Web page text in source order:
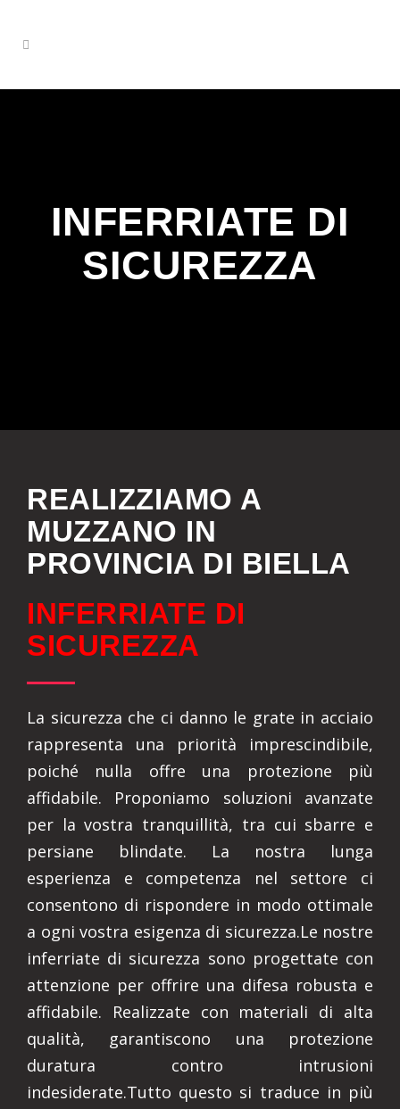
INFERRIATE DI
SICUREZZA
REALIZZIAMO A
MUZZANO IN
PROVINCIA DI BIELLA
INFERRIATE DI
SICUREZZA
La sicurezza che ci danno le grate in acciaio
rappresenta una priorità imprescindibile,
poiché nulla offre una protezione più
affidabile. Proponiamo soluzioni avanzate
per la vostra tranquillità, tra cui sbarre e
persiane blindate. La nostra lunga
esperienza e competenza nel settore ci
consentono di rispondere in modo ottimale
a ogni vostra esigenza di sicurezza.Le nostre
inferriate di sicurezza sono progettate con
attenzione per offrire una difesa robusta e
affidabile. Realizzate con materiali di alta
qualità, garantiscono una protezione
duratura contro intrusioni
indesiderate.Tutto questo si traduce in più